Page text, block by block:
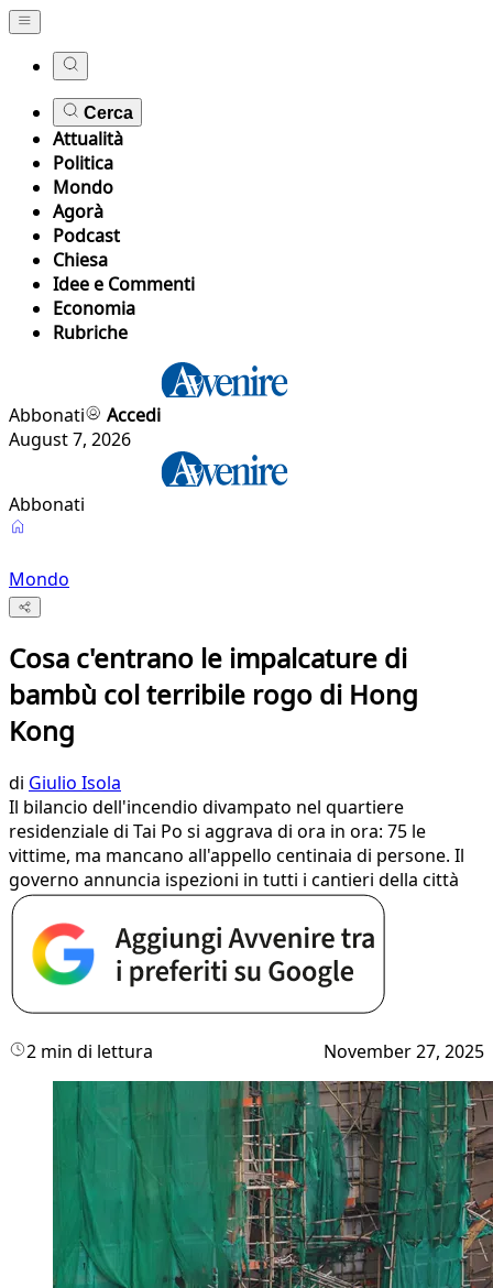
Cerca
Attualità
Politica
Mondo
Agorà
Podcast
Chiesa
Idee e Commenti
Economia
Rubriche
Abbonati
Accedi
August 7, 2026
Abbonati
Mondo
Cosa c'entrano le impalcature di
bambù col terribile rogo di Hong
Kong
di Giulio Isola
Il bilancio dell'incendio divampato nel quartiere
residenziale di Tai Po si aggrava di ora in ora: 75 le
vittime, ma mancano all'appello centinaia di persone. Il
governo annuncia ispezioni in tutti i cantieri della città
2 min di lettura November 27, 2025